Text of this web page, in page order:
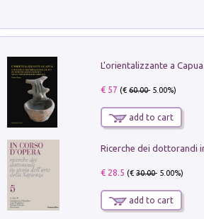
€ 57 (€60.00- 5.00%)
add to cart
€ 28.5 (€30.00- 5.00%)
add to cart